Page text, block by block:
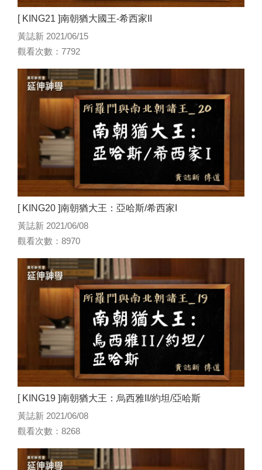
[ KING21 ]南朝猶大國王-希西家II
黃誌新 2021/06/15
觀看次數：7792
[ KING20 ]南朝猶大王：亞哈斯/希西家I
黃誌新 2021/06/08
觀看次數：8970
[ KING19 ]南朝猶大王：烏西雅II/約坦/亞哈斯
黃誌新 2021/06/08
觀看次數：8268